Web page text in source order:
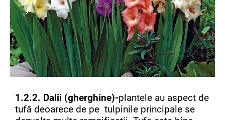
1.2.2. Dalii (gherghine)-plantele au aspect de
tufă deoarece de pe tulpinile principale se